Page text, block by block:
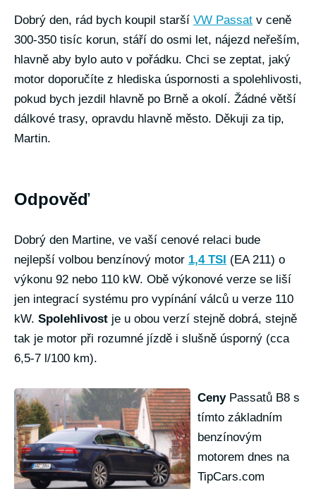
Dobrý den, rád bych koupil starší VW Passat v ceně
300-350 tisíc korun, stáří do osmi let, nájezd neřeším,
hlavně aby bylo auto v pořádku. Chci se zeptat, jaký
motor doporučíte z hlediska úspornosti a spolehlivosti,
pokud bych jezdil hlavně po Brně a okolí. Žádné větší
dálkové trasy, opravdu hlavně město. Děkuji za tip,
Martin.
Odpověď
Dobrý den Martine, ve vaší cenové relaci bude
nejlepší volbou benzínový motor 1,4 TSI (EA 211) o
výkonu 92 nebo 110 kW. Obě výkonové verze se liší
jen integrací systému pro vypínání válců u verze 110
kW. Spolehlivost je u obou verzí stejně dobrá, stejně
tak je motor při rozumné jízdě i slušně úsporný (cca
6,5-7 l/100 km).
Ceny Passatů B8 s
tímto základním
benzínovým
motorem dnes na
TipCars.com